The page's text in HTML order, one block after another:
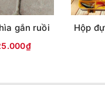
gắn ruồi